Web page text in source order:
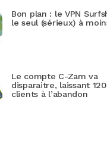
Bon plan : le VPN
le seul (sérieux) à
Le compte C-Zam va
disparaitre, laissant
clients à l’abandon